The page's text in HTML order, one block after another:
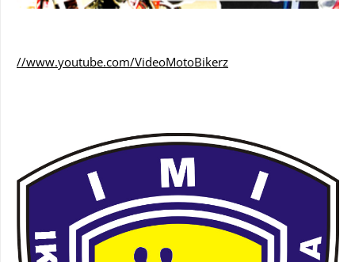
//www.youtube.com/VideoMotoBikerz